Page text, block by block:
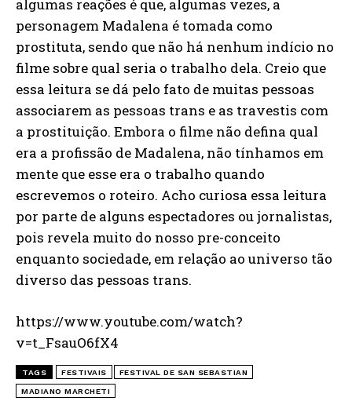
algumas reações é que, algumas vezes, a
personagem Madalena é tomada como
prostituta, sendo que não há nenhum indício no
filme sobre qual seria o trabalho dela. Creio que
essa leitura se dá pelo fato de muitas pessoas
associarem as pessoas trans e as travestis com
a prostituição. Embora o filme não defina qual
era a profissão de Madalena, não tínhamos em
mente que esse era o trabalho quando
escrevemos o roteiro. Acho curiosa essa leitura
por parte de alguns espectadores ou jornalistas,
pois revela muito do nosso pre-conceito
enquanto sociedade, em relação ao universo tão
diverso das pessoas trans.
https://www.youtube.com/watch?
v=t_FsauO6fX4
TAGS FESTIVAIS FESTIVAL DE SAN SEBASTIAN
MADIANO MARCHETI